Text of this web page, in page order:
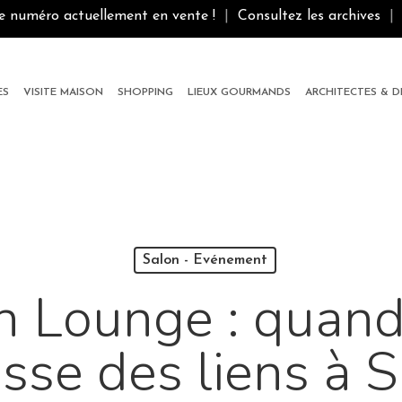
numéro actuellement en vente ! Consultez les archives
VISITE MAISON SHOPPING LIEUX GOURMANDS ARCHITECTES &
Salon - Evénement
Lounge :
des liens à